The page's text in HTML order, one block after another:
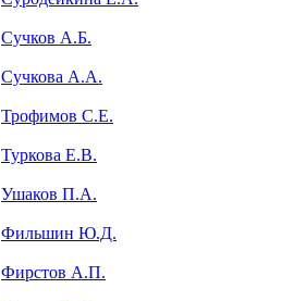
Сучков А.Б.
Сучкова А.А.
Трофимов С.Е.
Туркова Е.В.
Ушаков П.А.
Фильшин Ю.Д.
Фирстов А.П.